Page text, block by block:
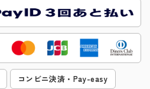
コンビニ決済・Pay-easy